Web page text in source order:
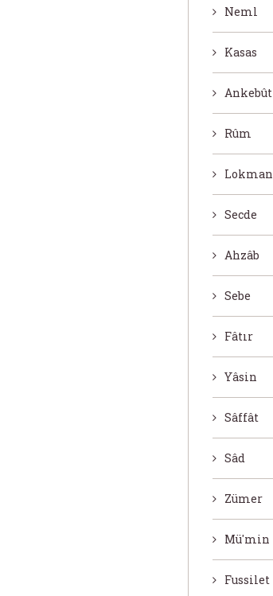
Neml
Kasas
Ankebût
Rûm
Lokman
Secde
Ahzâb
Sebe
Fâtır
Yâsin
Sâffât
Sâd
Zümer
Mü'min
Fussilet